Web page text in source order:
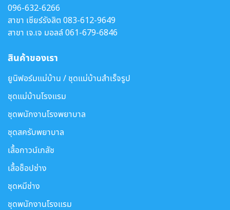
096-632-6266
สาขา เซียร์รังสิต 083-612-9649
สาขา เจ.เจ มอลล์061-679-6846
สินค้าของเรา
ยูนิฟอร์มแม่บ้าน / ชุดแม่บ้านสำเร็จรูป
ชุดแม่บ้านโรงแรม
ชุดพนักงานโรงพยาบาล
ชุดสครับพยาบาล
เสื้อกาวน์เภสัช
เสื้อช็อปช่าง
ชุดหมีช่าง
ชุดพนักงานโรงแรม